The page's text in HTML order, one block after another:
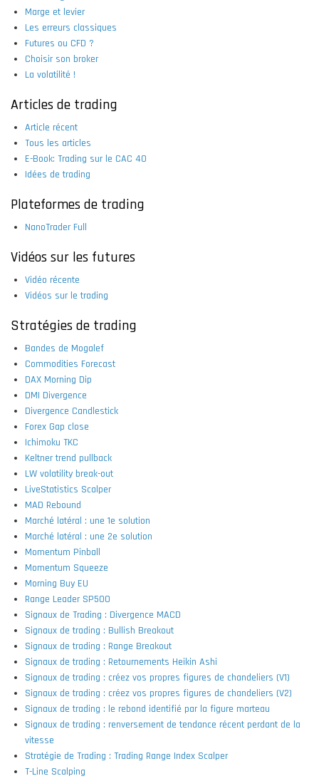
Marge et levier
Les erreurs classiques
Futures ou CFD ?
Choisir son broker
La volatilité !
Articles de trading
Article récent
Tous les articles
E-Book: Trading sur le CAC 40
Idées de trading
Plateformes de trading
NanoTrader Full
Vidéos sur les futures
Vidéo récente
Vidéos sur le trading
Stratégies de trading
Bandes de Mogalef
Commodities Forecast
DAX Morning Dip
DMI Divergence
Divergence Candlestick
Forex Gap close
Ichimoku TKC
Keltner trend pullback
LW volatility break-out
LiveStatistics Scalper
MAD Rebound
Marché latéral : une 1e solution
Marché latéral : une 2e solution
Momentum Pinball
Momentum Squeeze
Morning Buy EU
Range Leader SP500
Signaux de Trading : Divergence MACD
Signaux de trading : Bullish Breakout
Signaux de trading : Range Breakout
Signaux de trading : Retournements Heikin Ashi
Signaux de trading : créez vos propres figures de chandeliers (V1)
Signaux de trading : créez vos propres figures de chandeliers (V2)
Signaux de trading : le rebond identifié par la figure marteau
Signaux de trading : renversement de tendance récent perdant de la
vitesse
Stratégie de Trading : Trading Range Index Scalper
T-Line Scalping